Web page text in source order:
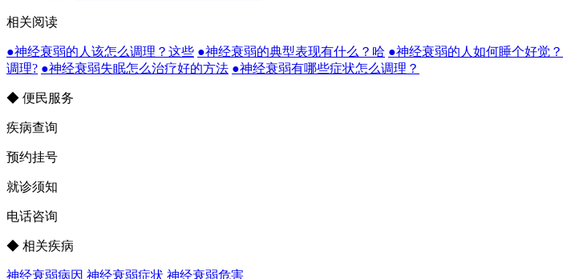
相关阅读
●神经衰弱的人该怎么调理？这些 ●神经衰弱的典型表现有什么？哈 ●神经衰弱的人如何睡个好觉
调理? ●神经衰弱失眠怎么治疗好的方法 ●神经衰弱有哪些症状怎么调理？
◆ 便民服务
疾病查询
预约挂号
就诊须知
电话咨询
◆ 相关疾病
神经衰弱病因 神经衰弱症状 神经衰弱危害